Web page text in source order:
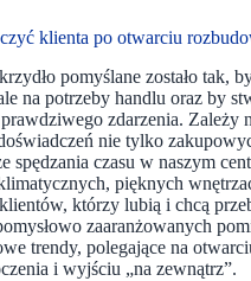
klienta po otwarciu
pomyślane zostało tak,
na potrzeby handlu oraz by
zdarzenia. Zależy
nie tylko
spędzania czasu w naszym
pięknych
którzy lubią i chcą
zaaranżowanych
trendy, polegające na
i wyjściu „na zewnątrz”.